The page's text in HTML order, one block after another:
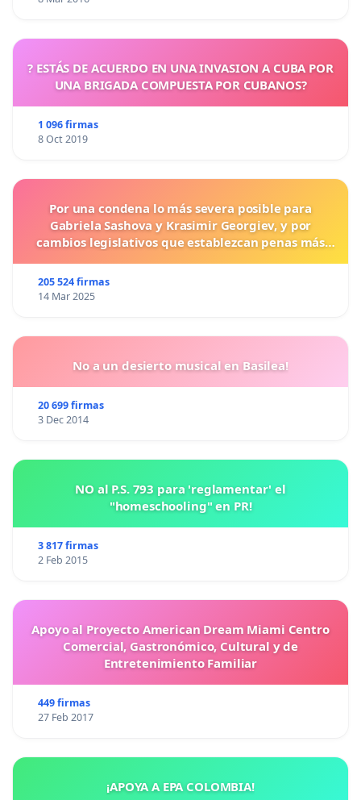
? ESTÁS DE ACUERDO EN UNA INVASION A CUBA POR
UNA BRIGADA COMPUESTA POR CUBANOS?
1 096 firmas
8 Oct 2019
Por una condena lo más severa posible para
Gabriela Sashova y Krasimir Georgiev, y por
cambios legislativos que establezcan penas más
205 524 firmas
14 Mar 2025
No a un desierto musical en Basilea!
20 699 firmas
3 Dec 2014
NO al P.S. 793 para 'reglamentar' el
"homeschooling" en PR!
3 817 firmas
2 Feb 2015
Apoyo al Proyecto American Dream Miami Centro
Comercial, Gastronómico, Cultural y de
Entretenimiento Familiar
449 firmas
27 Feb 2017
¡APOYA A EPA COLOMBIA!